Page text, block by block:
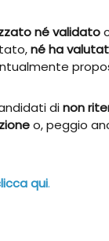
né validato
né ha
dinon
o, peggio
qui.